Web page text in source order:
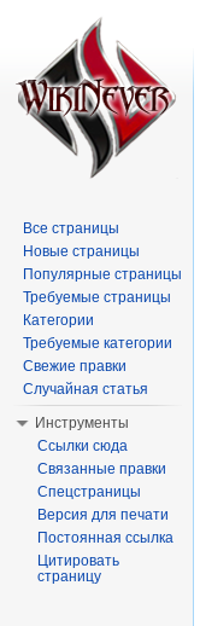
Все страницы
Новые страницы
Популярные страницы
Требуемые страницы
Категории
Требуемые категории
Свежие правки
Случайная статья
Инструменты
Ссылки сюда
Связанные правки
Спецстраницы
Версия для печати
Постоянная ссылка
Цитировать
страницу